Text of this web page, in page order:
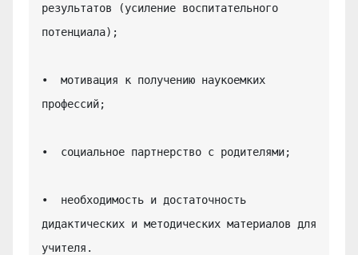
результатов (усиление воспитательного
потенциала);
•  мотивация к получению наукоемких
профессий;
•  социальное партнерство с родителями;
•  необходимость и достаточность
дидактических и методических материалов для
учителя.